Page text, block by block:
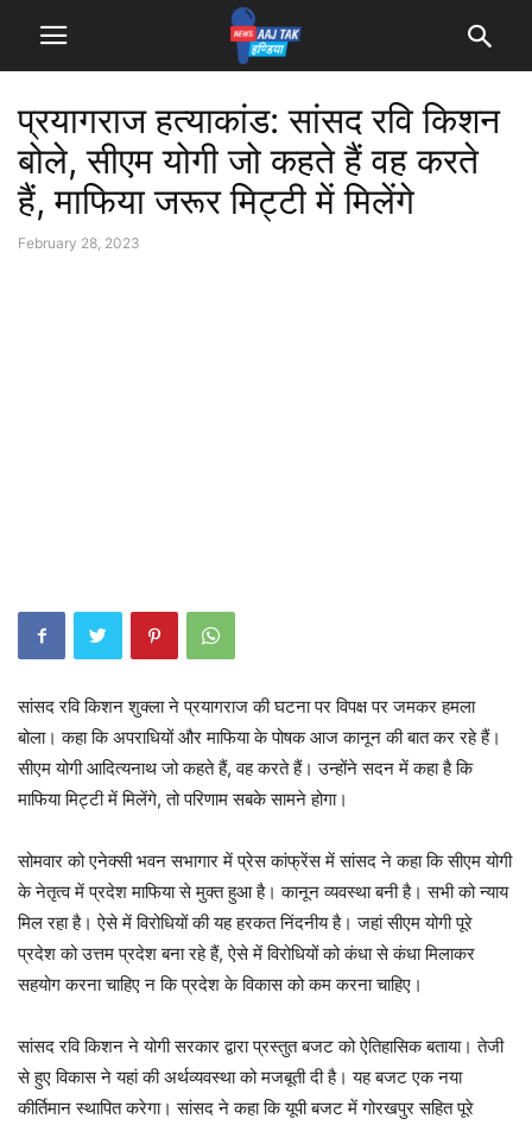
प्रयागराज हत्याकांड: सांसद रवि किशन
बोले, सीएम योगी जो कहते हैं वह करते
हैं, माफिया जरूर मिट्टी में मिलेंगे
February 28, 2023
सांसद रवि किशन शुक्ला ने प्रयागराज की घटना पर विपक्ष पर जमकर हमला
बोला। कहा कि अपराधियों और माफिया के पोषक आज कानून की बात कर रहे हैं।
सीएम योगी आदित्यनाथ जो कहते हैं, वह करते हैं। उन्होंने सदन में कहा है कि
माफिया मिट्टी में मिलेंगे, तो परिणाम सबके सामने होगा।
सोमवार को एनेक्सी भवन सभागार में प्रेस कांफ्रेंस में सांसद ने कहा कि सीएम योगी
के नेतृत्व में प्रदेश माफिया से मुक्त हुआ है। कानून व्यवस्था बनी है। सभी को न्याय
मिल रहा है। ऐसे में विरोधियों की यह हरकत निंदनीय है। जहां सीएम योगी पूरे
प्रदेश को उत्तम प्रदेश बना रहे हैं, ऐसे में विरोधियों को कंधा से कंधा मिलाकर
सहयोग करना चाहिए न कि प्रदेश के विकास को कम करना चाहिए।
सांसद रवि किशन ने योगी सरकार द्वारा प्रस्तुत बजट को ऐतिहासिक बताया। तेजी
से हुए विकास ने यहां की अर्थव्यवस्था को मजबूती दी है। यह बजट एक नया
कीर्तिमान स्थापित करेगा। सांसद ने कहा कि यूपी बजट में गोरखपुर सहित पूरे